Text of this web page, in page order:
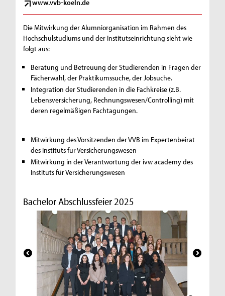
www.vvb-koeln.de
Die Mitwirkung der Alumniorganisation im Rahmen des
Hochschulstudiums und der Institutseinrichtung sieht wie
folgt aus:
Beratung und Betreuung der Studierenden in Fragen der
Fächerwahl, der Praktikumssuche, der Jobsuche.
Integration der Studierenden in die Fachkreise (z.B.
Lebensversicherung, Rechnungswesen/Controlling) mit
deren regelmäßigen Fachtagungen.
Mitwirkung des Vorsitzenden der VVB im Expertenbeirat
des Instituts für Versicherungswesen
Mitwirkung in der Verantwortung der ivw academy des
Instituts für Versicherungswesen
Bachelor Abschlussfeier 2025